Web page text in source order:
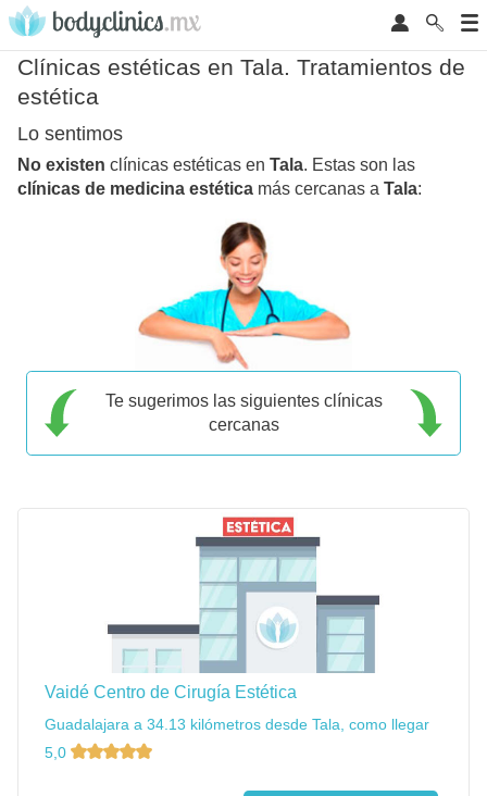
Clínicas estéticas en Tala. Tratamientos de
estética
Lo sentimos
No existen clínicas estéticas en Tala. Estas son las
clínicas de medicina estética más cercanas a Tala:
Te sugerimos las siguientes clínicas
cercanas
Vaidé Centro de Cirugía Estética
Guadalajara a 34.13 kilómetros desde Tala, como llegar
5,0